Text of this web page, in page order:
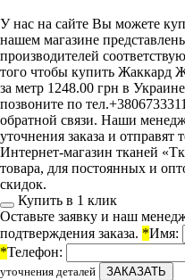
У нас на сайте Вы можете
нашем магазине
производителей
того чтобы купить Жаккард
за метр 1248.00 грн в
позвоните по
обратной связи. Наши
уточнения заказа и отправят
Интернет-магазин тканей
товара, для постоянных и
скидок.
Купить в 1 клик
Оставьте заявку и наш
подтверждения заказа. *Имя:
*Телефон:
уточнения деталей